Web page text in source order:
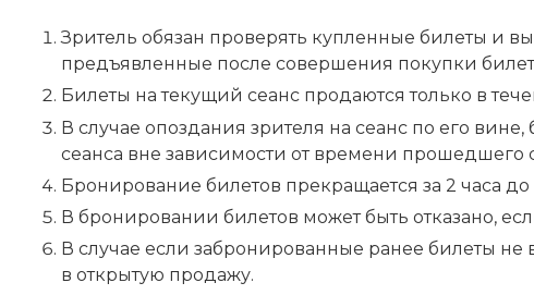
Зритель обязан проверять купленные билеты и
предъявленные после совершения покупки
Билеты на текущий сеанс продаются только в
В случае опоздания зрителя на сеанс по его
сеанса вне зависимости от времени прошедшего
Бронирование билетов прекращается за 2 часа до
В бронировании билетов может быть отказано,
В случае если забронированные ранее билеты не
в открытую продажу.